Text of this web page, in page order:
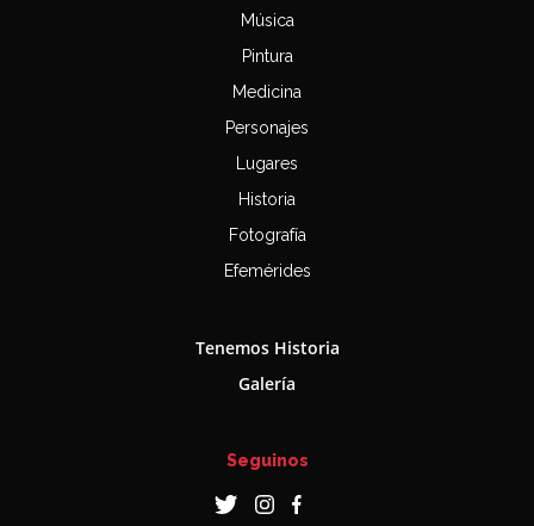
Música
Pintura
Medicina
Personajes
Lugares
Historia
Fotografía
Efemérides
Tenemos Historia
Galería
Seguinos